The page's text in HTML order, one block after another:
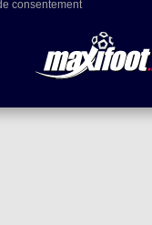
consentement